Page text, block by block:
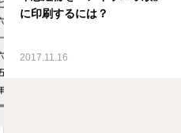
に印刷するには？
2017.11.16